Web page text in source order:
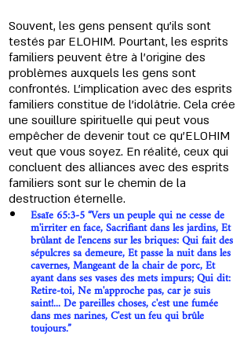
Souvent, les gens pensent qu'ils sont
testés par ELOHIM. Pourtant, les esprits
familiers peuvent être à l'origine des
problèmes auxquels les gens sont
confrontés. L'implication avec des esprits
familiers constitue de l'idolâtrie. Cela crée
une souillure spirituelle qui peut vous
empêcher de devenir tout ce qu'ELOHIM
veut que vous soyez. En réalité, ceux qui
concluent des alliances avec des esprits
familiers sont sur le chemin de la
destruction éternelle.
Esaïe 65:3-5 “Vers un peuple qui ne cesse de
m'irriter en face, Sacrifiant dans les jardins, Et
brûlant de l'encens sur les briques: Qui fait des
sépulcres sa demeure, Et passe la nuit dans les
cavernes, Mangeant de la chair de porc, Et
ayant dans ses vases des mets impurs; Qui dit:
Retire-toi, Ne m'approche pas, car je suis
saint!... De pareilles choses, c'est une fumée
dans mes narines, C'est un feu qui brûle
toujours.”